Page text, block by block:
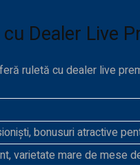
Dealer Live
ruletă cu dealer live
bonusuri atractive
varietate mare de mese